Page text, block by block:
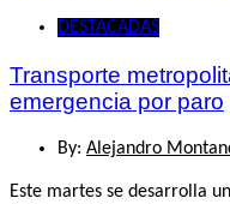
DESTACADAS
Transporte
emergencia por paro
By: Alejandro
Este martes se desarrolla